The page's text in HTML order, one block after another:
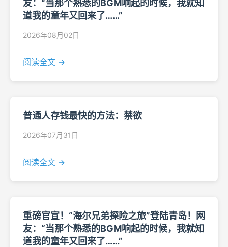
友：“当那个熟悉的BGM响起的时候，我就知
道我的童年又回来了……”
2026年08月02日
阅读全文 →
普通人存钱最快的方法：禁欲
2026年07月31日
阅读全文 →
重磅官宣！“海尔兄弟探险之旅”登陆青岛！网
友：“当那个熟悉的BGM响起的时候，我就知
道我的童年又回来了……”